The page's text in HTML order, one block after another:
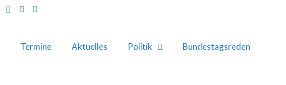
Termine Aktuelles Politik Bundestagsreden